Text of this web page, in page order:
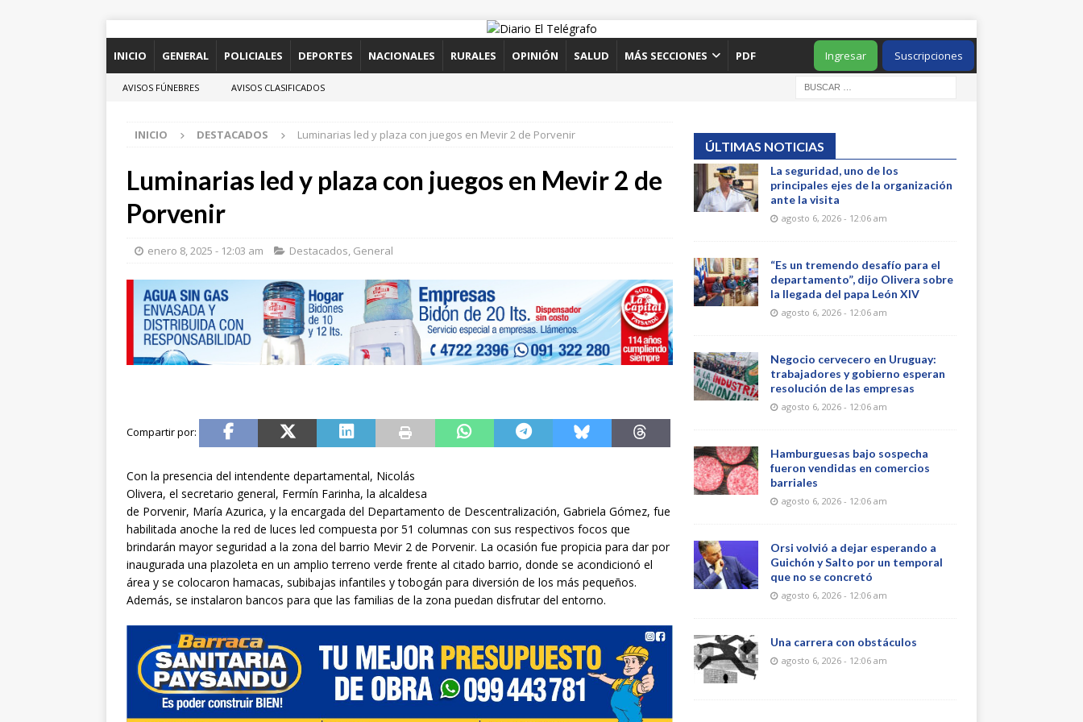
INICIO GENERAL POLICIALES DEPORTES NACIONALES RURALES OPINIÓN SALUD MÁS SECCIONES PDF Suscripciones
Ingresar
AVISOS FÚNEBRES AVISOS CLASIFICADOS
INICIO DESTACADOS Luminarias led y plaza con juegos en Mevir 2 de Porvenir
Luminarias led y plaza con juegos en Mevir 2 de
Porvenir
enero 8, 2025 - 12:03 am Destacados, General
Con la presencia del intendente departamental, Nicolás
Olivera, el secretario general, Fermín Farinha, la alcaldesa
de Porvenir, María Azurica, y la encargada del Departamento de Descentralización, Gabriela Gómez, fue
habilitada anoche la red de luces led compuesta por 51 columnas con sus respectivos focos que
brindarán mayor seguridad a la zona del barrio Mevir 2 de Porvenir. La ocasión fue propicia para dar por
inaugurada una plazoleta en un amplio terreno verde frente al citado barrio, donde se acondicionó el
área y se colocaron hamacas, subibajas infantiles y tobogán para diversión de los más pequeños.
Además, se instalaron bancos para que las familias de la zona puedan disfrutar del entorno.
ÚLTIMAS NOTICIAS
La seguridad, uno de los
principales ejes de la organización
ante la visita
agosto 6, 2026 - 12:06 am
“Es un tremendo desafío para el
departamento”, dijo Olivera sobre
la llegada del papa León XIV
agosto 6, 2026 - 12:06 am
Negocio cervecero en Uruguay:
trabajadores y gobierno esperan
resolución de las empresas
agosto 6, 2026 - 12:06 am
Hamburguesas bajo sospecha
fueron vendidas en comercios
barriales
agosto 6, 2026 - 12:06 am
Orsi volvió a dejar esperando a
Guichón y Salto por un temporal
que no se concretó
agosto 6, 2026 - 12:06 am
Una carrera con obstáculos
agosto 6, 2026 - 12:06 am